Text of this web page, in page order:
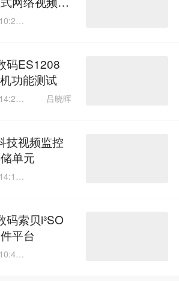
码ES1208
功能测试
吕晓晖
技视频监控
单元
码索贝i³SO
平台